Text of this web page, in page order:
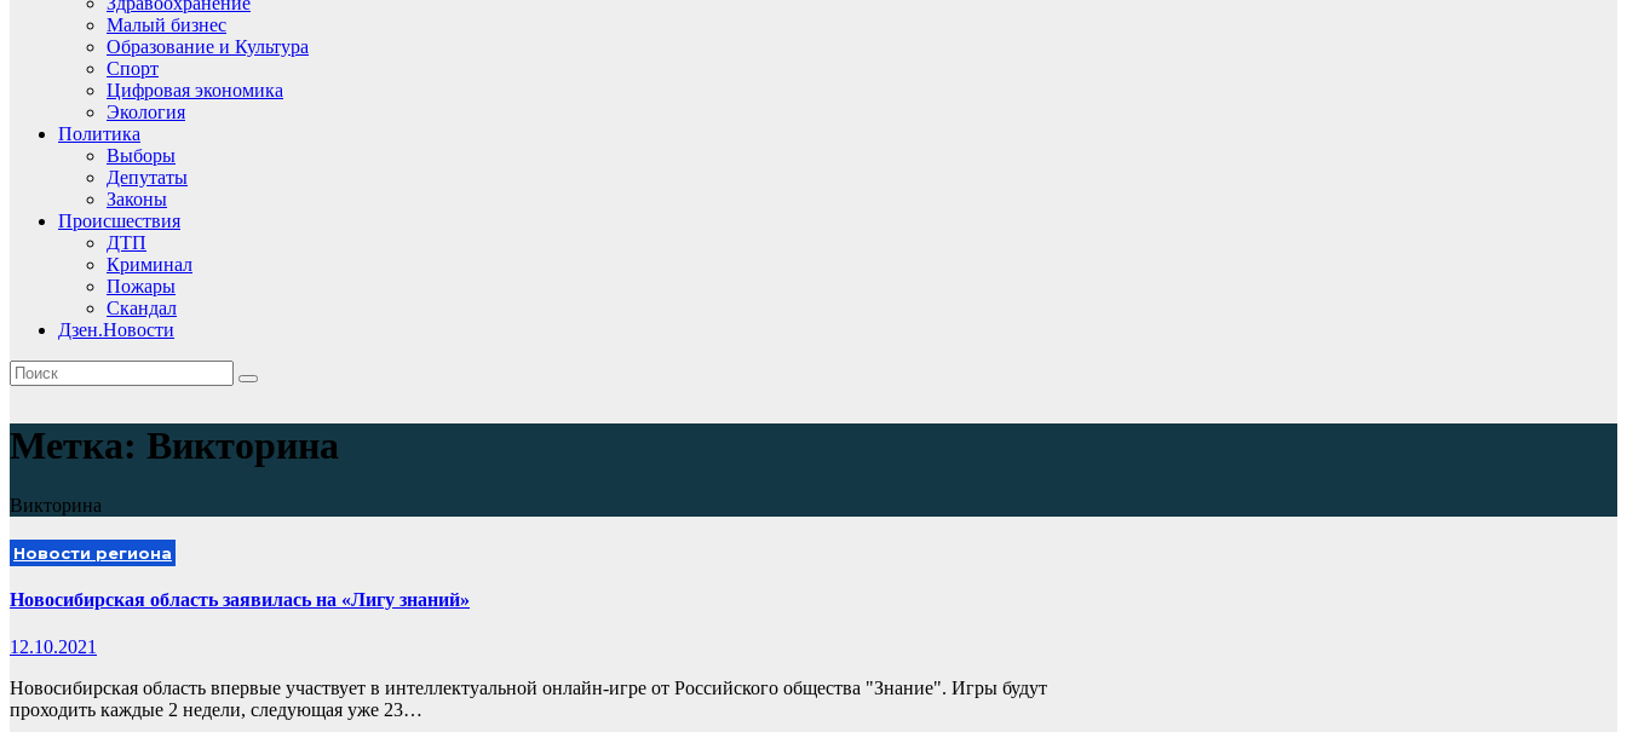
Малый бизнес
Образование и Культура
Спорт
Цифровая экономика
Экология
Политика
Выборы
Депутаты
Законы
Происшествия
ДТП
Криминал
Пожары
Скандал
Дзен.Новости
Метка: Викторина
Викторина
Новости региона
Новосибирская область заявилась на «Лигу знаний»
12.10.2021
Новосибирская область впервые участвует в интеллектуальной онлайн-игре от Российского общества "Знание". Игры будут
проходить каждые 2 недели, следующая уже 23…